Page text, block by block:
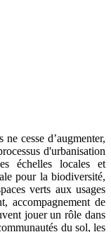
cesse d’augmenter,
d'urbanisation
échelles locales et
pour la biodiversité,
verts aux usages
accompagnement de
jouer un rôle dans
du sol, les